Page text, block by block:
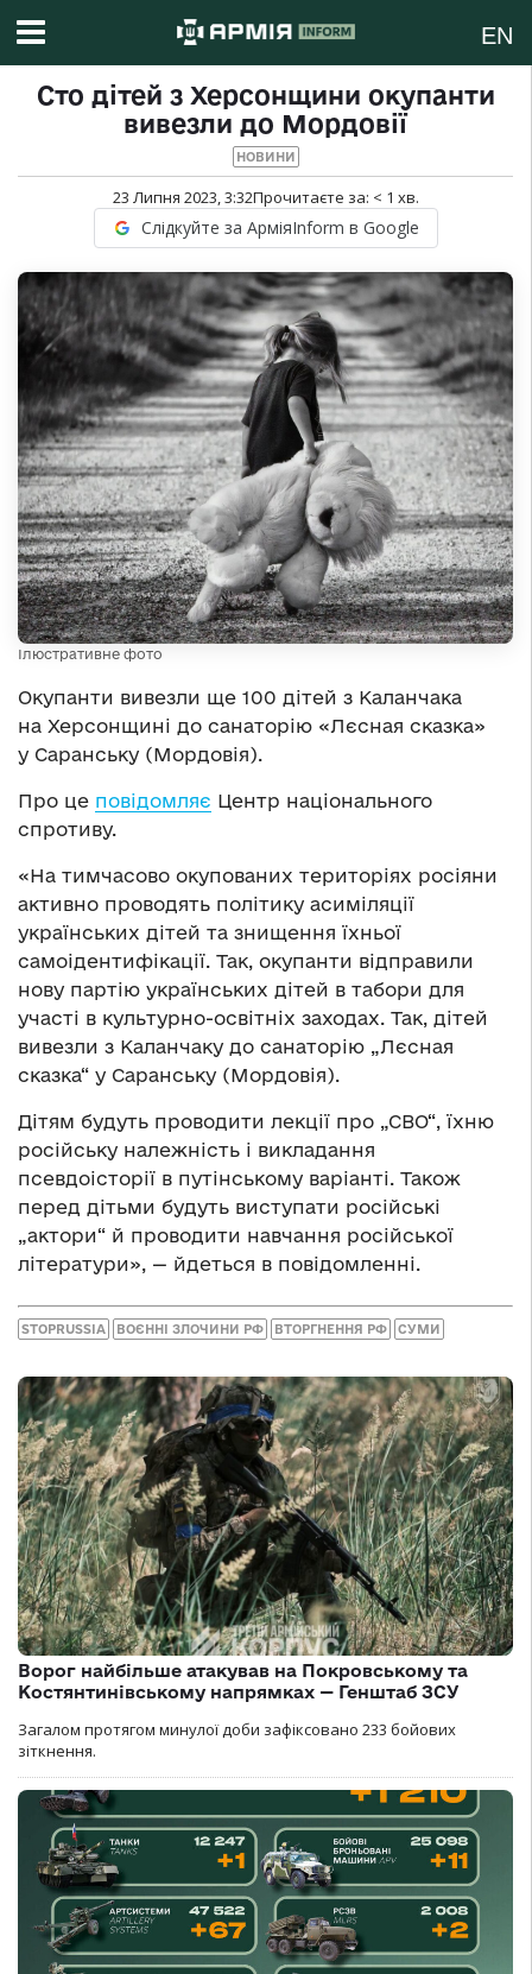
EN
Сто дітей з Херсонщини окупанти
вивезли до Мордовії
НОВИНИ
23 Липня 2023, 3:32Прочитаєте за: < 1 хв.
Слідкуйте за АрміяInform в Google
Ілюстративне фото
Окупанти вивезли ще 100 дітей з Каланчака
на Херсонщині до санаторію «Лєсная сказка»
у Саранську (Мордовія).
Про це повідомляє Центр національного
спротиву.
«На тимчасово окупованих територіях росіяни
активно проводять політику асиміляції
українських дітей та знищення їхньої
самоідентифікації. Так, окупанти відправили
нову партію українських дітей в табори для
участі в культурно-освітніх заходах. Так, дітей
вивезли з Каланчаку до санаторію „Лєсная
сказка“ у Саранську (Мордовія).
Дітям будуть проводити лекції про „СВО“, їхню
російську належність і викладання
псевдоісторії в путінському варіанті. Також
перед дітьми будуть виступати російські
„актори“ й проводити навчання російської
літератури», — йдеться в повідомленні.
STOPRUSSIA ВОЄННІ ЗЛОЧИНИ РФ ВТОРГНЕННЯ РФ СУМИ
Ворог найбільше атакував на Покровському та
Костянтинівському напрямках — Генштаб ЗСУ
Загалом протягом минулої доби зафіксовано 233 бойових
зіткнення.